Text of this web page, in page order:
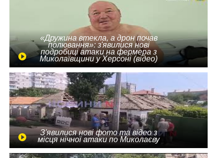
«Дружина втекла, а дрон почав
полювання»: з'явилися нові
подробиці атаки на фермера з
Миколаївщини у Херсоні (відео)
З'явилися нові фото та відео з
місця нічної атаки по Миколаєву